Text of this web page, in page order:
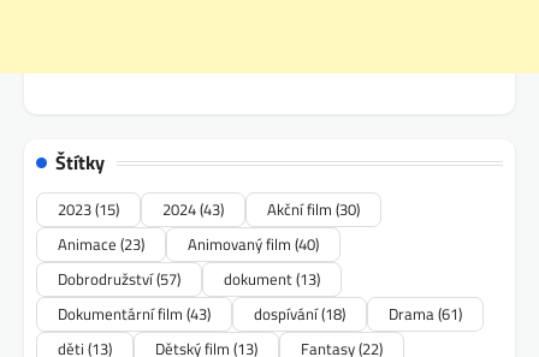
Štítky
2023(15) 2024(43) Akční film (30)
Animace (23) Animovaný film (40)
Dobrodružství(57) dokument(13)
Dokumentární film (43) dospívání(18) Drama(61)
děti (13) Dětský film (13) Fantasy(22)